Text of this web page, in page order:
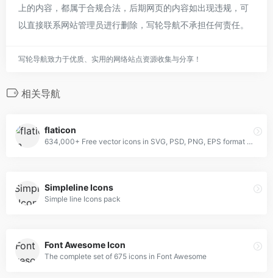
上的内容，都属于合规合法，后期网页的内容如出现违规，可
以直接联系网站管理员进行删除，写轮导航不承担任何责任。
写轮导航致力于优质、实用的网络站点资源收集与分享！
相关导航
flaticon
634,000+ Free vector icons in SVG, PSD, PNG, EPS format or as ICON FONT.
Simpleline Icons
Simple line Icons pack
Font Awesome Icon
The complete set of 675 icons in Font Awesome